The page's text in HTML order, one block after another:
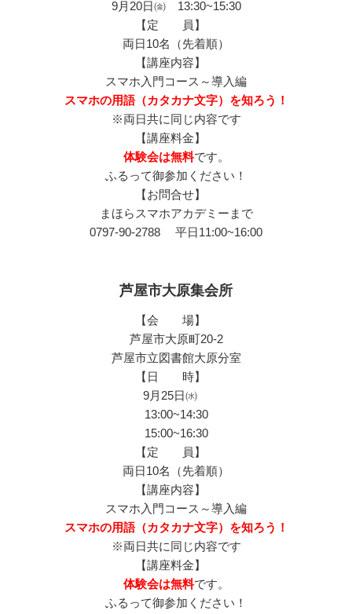
9月20日㈮ 13:30~15:30
【定 員】
両日10名（先着順）
【講座内容】
スマホ入門コース～導入編
スマホの用語（カタカナ文字）を知ろう！
※両日共に同じ内容です
【講座料金】
体験会は無料です。
ふるって御参加ください！
【お問合せ】
まほらスマホアカデミーまで
0797-90-2788 平日11:00~16:00
芦屋市大原集会所
【会 場】
芦屋市大原町20-2
芦屋市立図書館大原分室
【日 時】
9月25日㈬
13:00~14:30
15:00~16:30
【定 員】
両日10名（先着順）
【講座内容】
スマホ入門コース～導入編
スマホの用語（カタカナ文字）を知ろう！
※両日共に同じ内容です
【講座料金】
体験会は無料です。
ふるって御参加ください！